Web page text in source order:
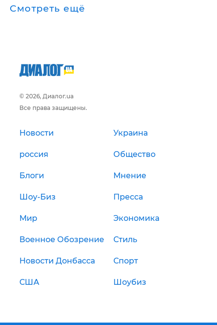
Смотреть ещё
© 2026, Диалог.ua
Все права защищены.
Новости Украина
россия Общество
Блоги Мнение
Шоу-Биз Пресса
Мир Экономика
Военное Обозрение Стиль
Новости Донбасса Спорт
США Шоубиз